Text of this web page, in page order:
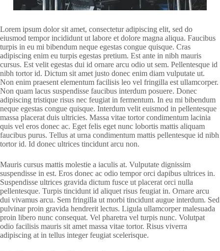
Lorem ipsum dolor sit amet, consectetur adipiscing elit, sed do
eiusmod tempor incididunt ut labore et dolore magna aliqua. Faucibus
turpis in eu mi bibendum neque egestas congue quisque. Cras
adipiscing enim eu turpis egestas pretium. Est ante in nibh mauris
cursus. Est velit egestas dui id ornare arcu odio ut sem. Pellentesque id
nibh tortor id. Dictum sit amet justo donec enim diam vulputate ut.
Non enim praesent elementum facilisis leo vel fringilla est ullamcorper.
Non quam lacus suspendisse faucibus interdum posuere. Donec
adipiscing tristique risus nec feugiat in fermentum. In eu mi bibendum
neque egestas congue quisque. Interdum velit euismod in pellentesque
massa placerat duis ultricies. Massa vitae tortor condimentum lacinia
quis vel eros donec ac. Eget felis eget nunc lobortis mattis aliquam
faucibus purus. Tellus at urna condimentum mattis pellentesque id nibh
tortor id. Id donec ultrices tincidunt arcu non.
Mauris cursus mattis molestie a iaculis at. Vulputate dignissim
suspendisse in est. Eros donec ac odio tempor orci dapibus ultrices in.
Suspendisse ultrices gravida dictum fusce ut placerat orci nulla
pellentesque. Turpis tincidunt id aliquet risus feugiat in. Ornare arcu
dui vivamus arcu. Sem fringilla ut morbi tincidunt augue interdum. Sed
pulvinar proin gravida hendrerit lectus. Ligula ullamcorper malesuada
proin libero nunc consequat. Vel pharetra vel turpis nunc. Volutpat
odio facilisis mauris sit amet massa vitae tortor. Risus viverra
adipiscing at in tellus integer feugiat scelerisque.